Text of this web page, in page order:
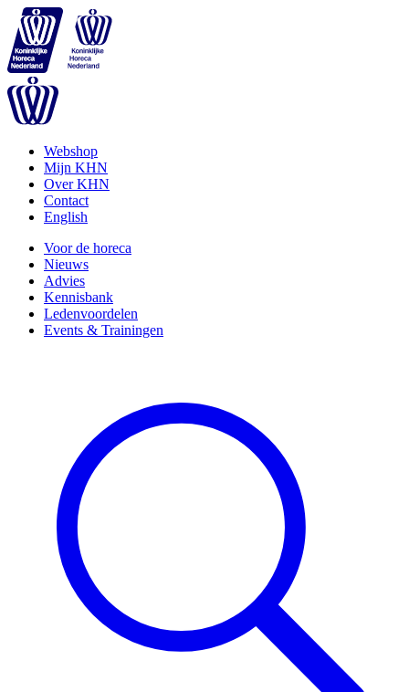
Webshop
Mijn KHN
Over KHN
Contact
English
Voor de horeca
Nieuws
Advies
Kennisbank
Ledenvoordelen
Events & Trainingen